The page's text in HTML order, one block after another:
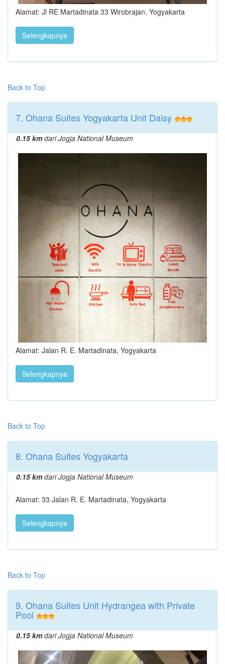
Alamat: Jl RE Martadinata 33 Wirobrajan, Yogyakarta
Selengkapnya
Back to Top
7. Ohana Suites Yogyakarta Unit Daisy
0.15 kmdari Jogja National Museum
Alamat: Jalan R. E. Martadinata, Yogyakarta
Selengkapnya
Back to Top
8. Ohana Suites Yogyakarta
0.15 kmdari Jogja National Museum
Alamat: 33 Jalan R. E. Martadinata, Yogyakarta
Selengkapnya
Back to Top
9. Ohana Suites Unit Hydrangea with Private
Pool
0.15 kmdari Jogja National Museum